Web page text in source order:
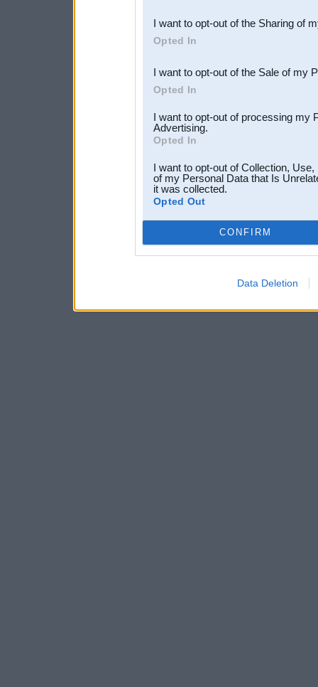
Downstream Participants
third parties.
I want to opt-out of the Sharing of
Opted In
I want to opt-out of the Sale of my
Opted In
I want to opt-out of processing my
Advertising.
Opted In
I want to opt-out of Collection,
of my Personal Data that Is
it was collected.
Opted Out
CONFIRM
Data Deletion